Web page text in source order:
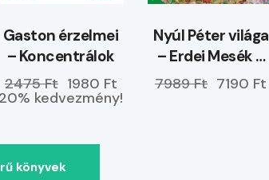
Gaston érzelmei
– Koncentrálok
2475 Ft 1980 Ft
20% kedvezmény!
Nyúl Péter világa
– Erdei Mesék –
ELŐRENDELHETŐ
7989 Ft 7190 Ft
könyvek